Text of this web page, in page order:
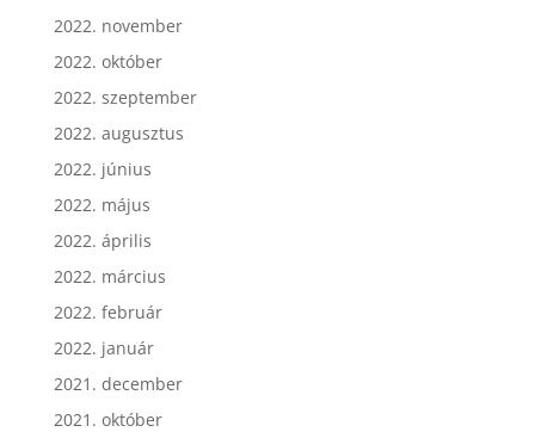
2022. november
2022. október
2022. szeptember
2022. augusztus
2022. június
2022. május
2022. április
2022. március
2022. február
2022. január
2021. december
2021. október